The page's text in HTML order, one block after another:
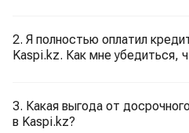
2. Я полностью оплатил
Kaspi.kz. Как мне убедиться,
3. Какая выгода от
в Kaspi.kz?